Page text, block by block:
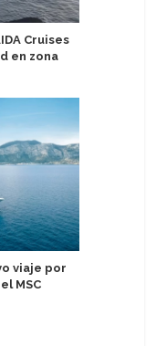
Cruises
en zona
viaje por
MSC